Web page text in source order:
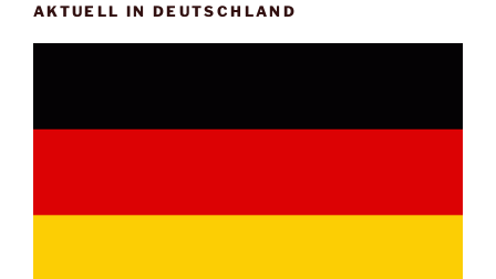
AKTUELL IN DEUTSCHLAND